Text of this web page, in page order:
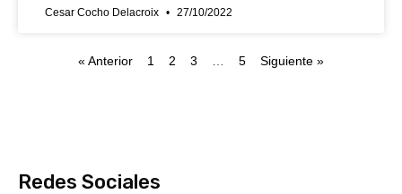
Cesar Cocho Delacroix 27/10/2022
« Anterior 1 2 3 … 5 Siguiente »
Redes Sociales